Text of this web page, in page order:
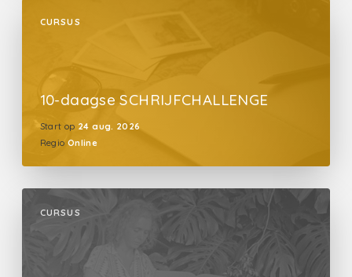
CURSUS
10-daagse SCHRIJFCHALLENGE
Start op 24 aug. 2026
Regio Online
CURSUS